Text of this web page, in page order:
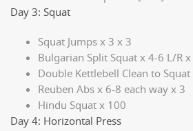
Day 3: Squat
Squat Jumps x 3 x 3
Bulgarian Split Squat x 4-6 L/R
Double Kettlebell Clean to
Reuben Abs x 6-8 each way x 3
Hindu Squat x 100
Day 4: Horizontal Press